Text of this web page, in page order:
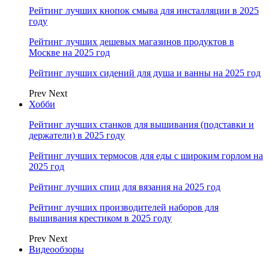
Рейтинг лучших кнопок смыва для инсталляции в 2025
году
Рейтинг лучших дешевых магазинов продуктов в
Москве на 2025 год
Рейтинг лучших сидений для душа и ванны на 2025 год
Prev Next
Хобби
Рейтинг лучших станков для вышивания (подставки и
держатели) в 2025 году
Рейтинг лучших термосов для еды с широким горлом на
2025 год
Рейтинг лучших спиц для вязания на 2025 год
Рейтинг лучших производителей наборов для
вышивания крестиком в 2025 году
Prev Next
Видеообзоры